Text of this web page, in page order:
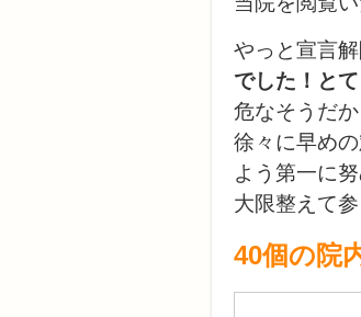
やっと宣言
でした！と
危なそうだ
徐々に早め
よう第一に
大限整えて参
40個の院